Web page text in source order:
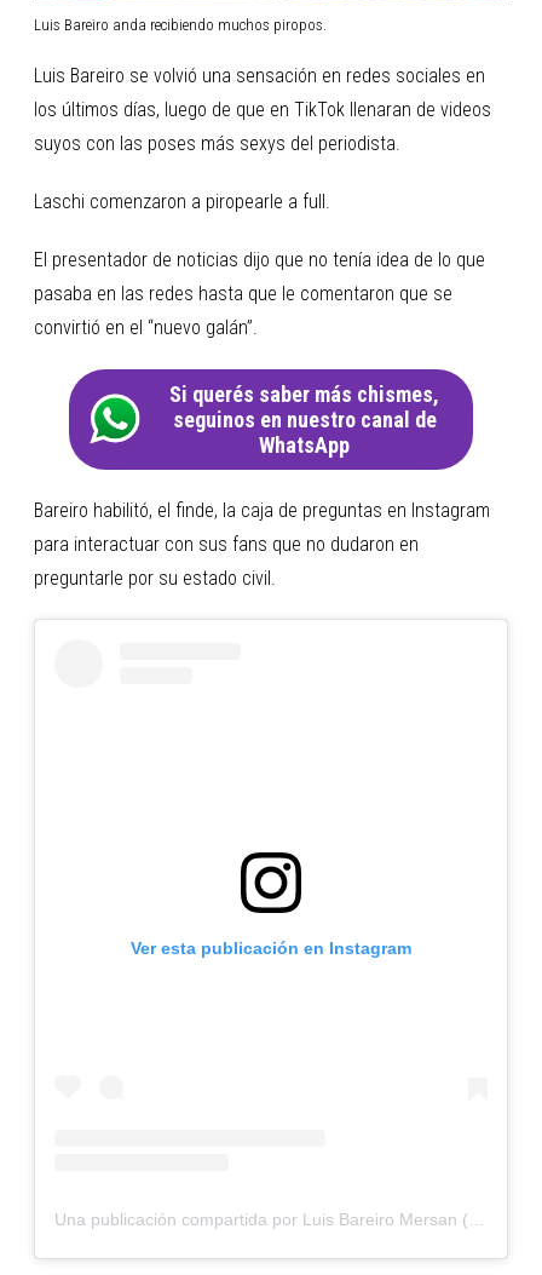
Luis Bareiro anda recibiendo muchos piropos.
Luis Bareiro se volvió una sensación en redes sociales en
los últimos días, luego de que en TikTok llenaran de videos
suyos con las poses más sexys del periodista.
Laschi comenzaron a piropearle a full.
El presentador de noticias dijo que no tenía idea de lo que
pasaba en las redes hasta que le comentaron que se
convirtió en el “nuevo galán”.
Si querés saber más chismes,
seguinos en nuestro canal de
WhatsApp
Bareiro habilitó, el finde, la caja de preguntas en Instagram
para interactuar con sus fans que no dudaron en
preguntarle por su estado civil.
Ver esta publicación en Instagram